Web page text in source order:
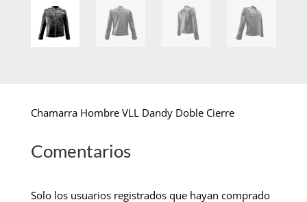
Chamarra Hombre VLL Dandy Doble Cierre
Comentarios
Solo los usuarios registrados que hayan comprado